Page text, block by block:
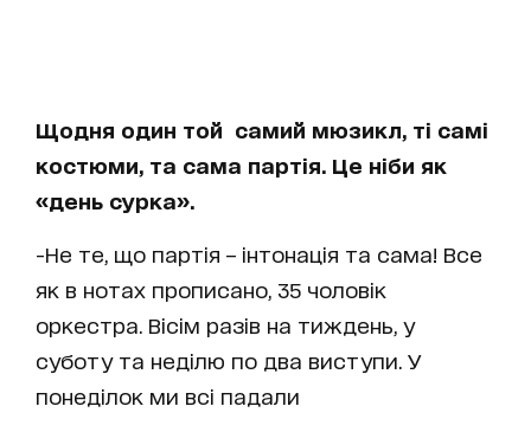
Щодня один той самий мюзикл, ті самі
костюми, та сама партія. Це ніби як
«день сурка».
-Не те, що партія – інтонація та сама! Все
як в нотах прописано, 35 чоловік
оркестра. Вісім разів на тиждень, у
суботу та неділю по два виступи. У
понеділок ми всі падали